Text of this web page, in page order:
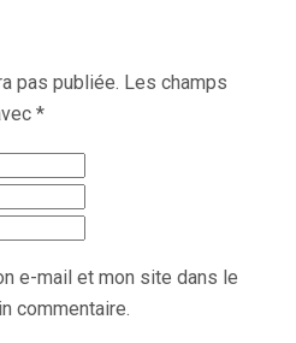
pas publiée. Les champs
*
e-mail et mon site dans le
commentaire.